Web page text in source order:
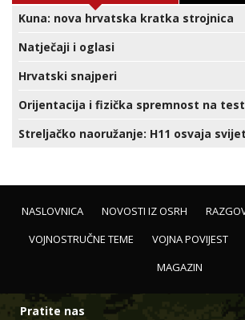
Kuna: nova hrvatska kratka strojnica
Natječaji i oglasi
Hrvatski snajperi
Orijentacija i fizička spremnost na
Streljačko naoružanje: H11 osvaja svijet
NASLOVNICA NOVOSTI IZ OSRH
VOJNOSTRUČNE TEME
VOJNA POVIJEST
MAGAZIN
Pratite nas